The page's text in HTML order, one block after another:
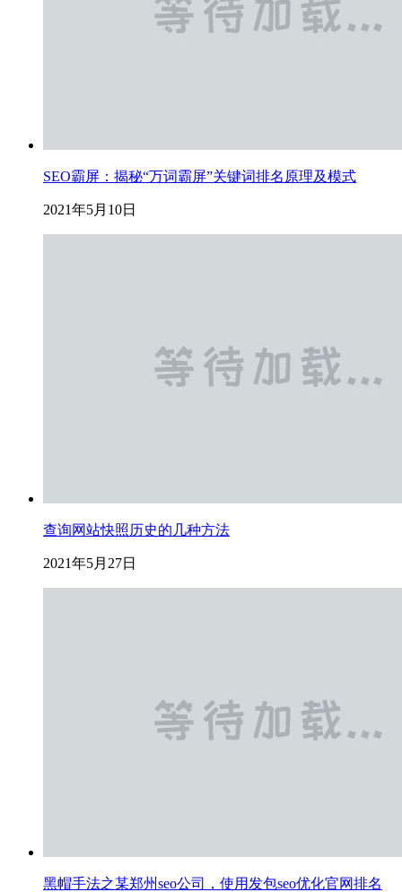
SEO霸屏：揭秘“万词霸屏”关键词排名原理及模式
2021年5月10日
查询网站快照历史的几种方法
2021年5月27日
黑帽手法之某郑州seo公司，使用发包seo优化官网排名